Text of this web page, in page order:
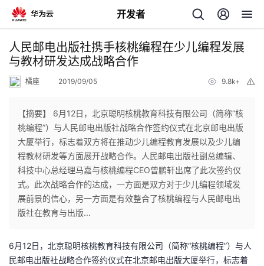
开发者
返
回
个
人
主
我
的
发
人民邮电出版社携手核桃编程在少儿编程发展
与教材研发达成战略合作
橘座 2019/09/05 9.8k+
【摘要】 6月12日，北京聪明核桃教育科技有限公司（简称“核
桃编程”）与人民邮电出版社战略合作签约仪式在北京邮电出版
大厦举行，标志着双方将在推动少儿编程教育发展以及少儿编
程教材研发等方面展开战略合作。人民邮电出版社副总编辑、
科技中心总经理马嘉与核桃编程CEO曾鹏轩出席了此次签约仪
式。此次战略合作的达成，一方面是双方对于少儿编程领域发
展前景的信心，另一方面是有效整合了核桃编程与人民邮电出
版社在教育与出版...
6月12日，北京聪明核桃教育科技有限公司（简称“核桃编程”）与人
民邮电出版社战略合作签约仪式在北京邮电出版大厦举行，标志着